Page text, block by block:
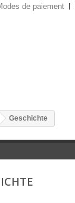
de paiement
Geschichte